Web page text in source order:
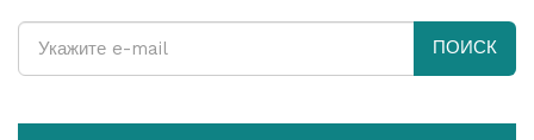
ПОИСК